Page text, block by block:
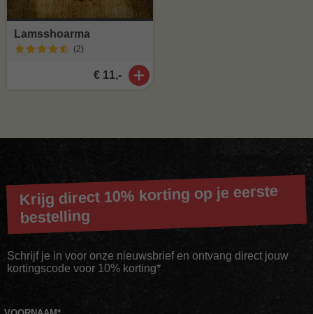
Lamsshoarma
(2)
€ 11,-
Krijg direct 10% korting op je eerste
bestelling
Schrijf je in voor onze nieuwsbrief en ontvang direct jouw
kortingscode voor 10% korting*